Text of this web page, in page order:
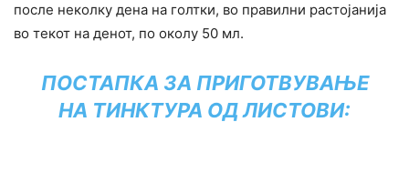
после неколку дена на голтки, во правилни растојанија
во текот на денот, по околу 50 мл.
ПОСТАПКА ЗА ПРИГОТВУВАЊЕ
НА ТИНКТУРА ОД ЛИСТОВИ: